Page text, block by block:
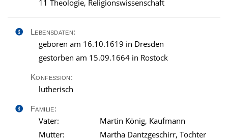
11 Theologie, Religionswissenschaft
Lebensdaten:
geboren am 16.10.1619 in Dresden
gestorben am 15.09.1664 in Rostock
Konfession:
lutherisch
Familie:
Vater:
Martin König, Kaufmann
Mutter:
Martha Dantzgeschirr, Tochter